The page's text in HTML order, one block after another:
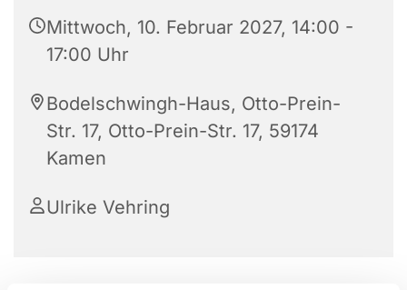
Mittwoch, 10. Februar 2027, 14:00 -
17:00 Uhr
Bodelschwingh-Haus, Otto-Prein-
Str. 17, Otto-Prein-Str. 17, 59174
Kamen
Ulrike Vehring